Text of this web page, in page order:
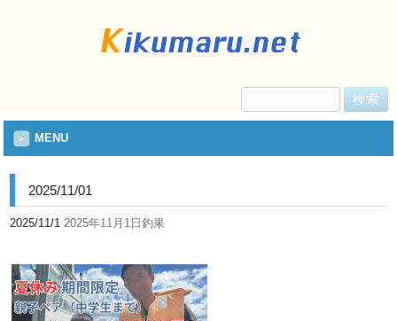
索:
MENU
2025/11/01
2025/11/1 2025年11月1日釣果